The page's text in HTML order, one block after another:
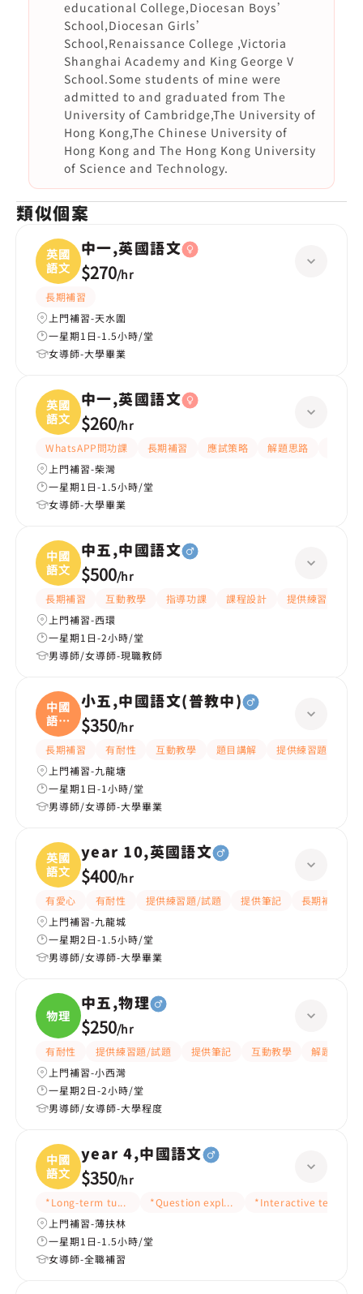
educational College,Diocesan Boys’
School,Diocesan Girls’
School,Renaissance College ,Victoria
Shanghai Academy and King George V
School.Some students of mine were
admitted to and graduated from The
University of Cambridge,The University of
Hong Kong,The Chinese University of
Hong Kong and The Hong Kong University
of Science and Technology.
類似個案
英國
語文
中一,英國語文
$270/hr
長期補習
上門補習-天水圍
一星期1日-1.5小時/堂
女導師-大學畢業
英國
語文
中一,英國語文
$260/hr
WhatsAPP問功課 長期補習 應試策略 解題思路
上門補習-柴灣
一星期1日-1.5小時/堂
女導師-大學畢業
中國
語文
中五,中國語文
$500/hr
長期補習 互動教學 指導功課 課程設計
提供練習題/試題
上門補習-西環
一星期1日-2小時/堂
男導師/女導師-現職教師
中國
語文
(
小五,中國語文(普教中)
$350/hr
長期補習 有耐性 互動教學 題目講解
提供練習題/試題
上門補習-九龍塘
一星期1日-1小時/堂
男導師/女導師-大學畢業
英國
語文
year 10,英國語文
$400/hr
有愛心 有耐性 提供練習題/試題 提供筆記
長期補習
上門補習-九龍城
一星期2日-1.5小時/堂
男導師/女導師-大學畢業
物理
中五,物理
$250/hr
有耐性 提供練習題/試題 提供筆記 互動教學
解題思路
上門補習-小西灣
一星期2日-2小時/堂
男導師/女導師-大學程度
中國
語文
year 4,中國語文
$350/hr
*Long-term tutoring *Question explanation*Interactive teaching
上門補習-薄扶林
一星期1日-1.5小時/堂
女導師-全職補習